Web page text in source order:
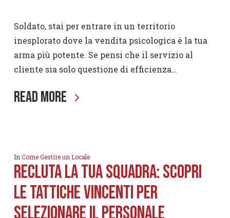
Soldato, stai per entrare in un territorio
inesplorato dove la vendita psicologica è la tua
arma più potente. Se pensi che il servizio al
cliente sia solo questione di efficienza…
Read More
In Come Gestire un Locale
Recluta la Tua squadra: Scopri
le Tattiche vincenti per
Selezionare il personale